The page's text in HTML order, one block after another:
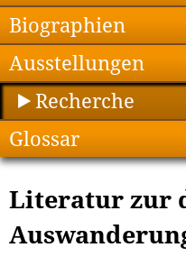
Biographien
Ausstellungen
Recherche
Glossar
Literatur zur